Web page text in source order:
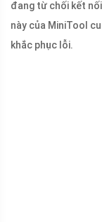
đang từ chối kết
này của MiniTool
khắc phục lỗi.